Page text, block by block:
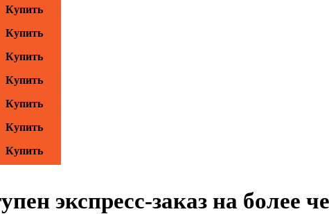
Купить
Купить
Купить
Купить
Купить
Купить
Купить
экспресс-заказ на более